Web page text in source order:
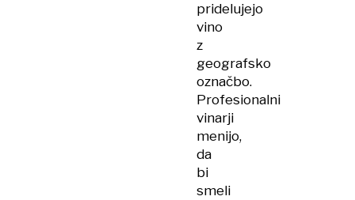
pridelujejo
vino
z
geografsko
označbo.
Profesionalni
vinarji
menijo,
da
bi
smeli